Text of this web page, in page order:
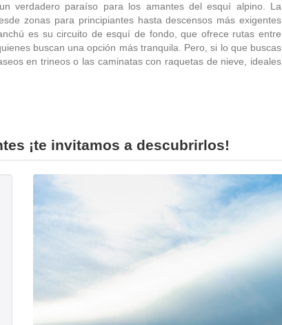
verdadero paraíso para los amantes del esquí alpino. La
zonas para principiantes hasta descensos más exigentes
es su circuito de esquí de fondo, que ofrece rutas entre
buscan una opción más tranquila. Pero, si lo que buscas
en trineos o las caminatas con raquetas de nieve, ideales
¡te invitamos a descubrirlos!